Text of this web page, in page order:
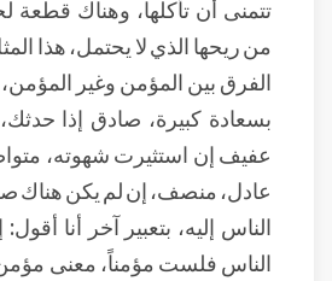
تتمنى أن تأكلها، وهناك قطعة
من ريحها الذي لا يحتمل، هذا
الفرق بين المؤمن وغير
بسعادة كبيرة، صادق إذا
عفيف إن استثيرت شهوته،
عادل، منصف، إن لم يكن هناك
الناس إليه، بتعبير آخر أنا
الناس فلست مؤمناً، معنى مؤمن